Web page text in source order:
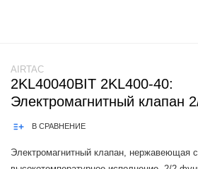
AIRTAC
2KL40040BIT 2KL400-40:
Электромагнитный клапан
В СРАВНЕНИЕ
Электромагнитный клапан, нержавеющая